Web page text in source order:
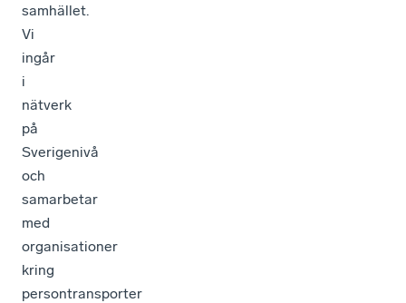
samhället.
Vi
ingår
i
nätverk
på
Sverigenivå
och
samarbetar
med
organisationer
kring
persontransporter